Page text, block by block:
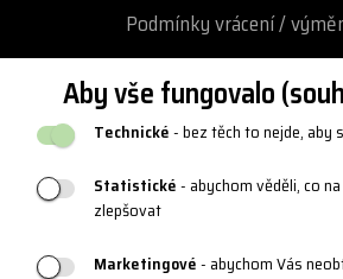
Aby vše fungovalo
Technické- bez těch to nejde, aby
Statistické- abychom věděli, co
zlepšovat
Marketingové- abychom Vás
Podmínky vrácení /
Reklamační řád
Katalogy a loga
Blog